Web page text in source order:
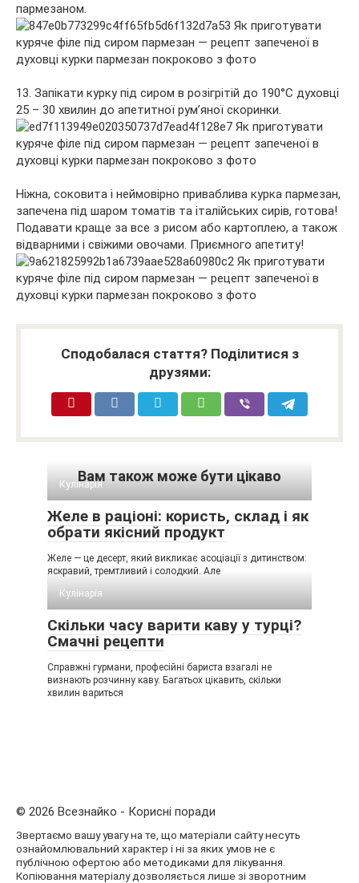
пармезаном.
13. Запікати курку під сиром в розігрітій до 190°С духовці
25 – 30 хвилин до апетитної рум’яної скоринки.
Ніжна, соковита і неймовірно приваблива курка пармезан,
запечена під шаром томатів та італійських сирів, готова!
Подавати краще за все з рисом або картоплею, а також
відварними і свіжими овочами. Приємного апетиту!
Сподобалася стаття? Поділитися з
друзями:
Вам також може бути цікаво
Кулінарія
Желе в раціоні: користь, склад і як
обрати якісний продукт
Желе — це десерт, який викликає асоціації з дитинством:
яскравий, тремтливий і солодкий. Але
Кулінарія
Скільки часу варити каву у турці?
Смачні рецепти
Справжні гурмани, професійні бариста взагалі не
визнають розчинну каву. Багатьох цікавить, скільки
хвилин вариться
© 2026 Всезнайко - Корисні поради
Звертаємо вашу увагу на те, що матеріали сайту несуть
ознайомлювальний характер і ні за яких умов не є
публічною офертою або методиками для лікування.
Копіювання матеріалу дозволяється лише зі зворотним